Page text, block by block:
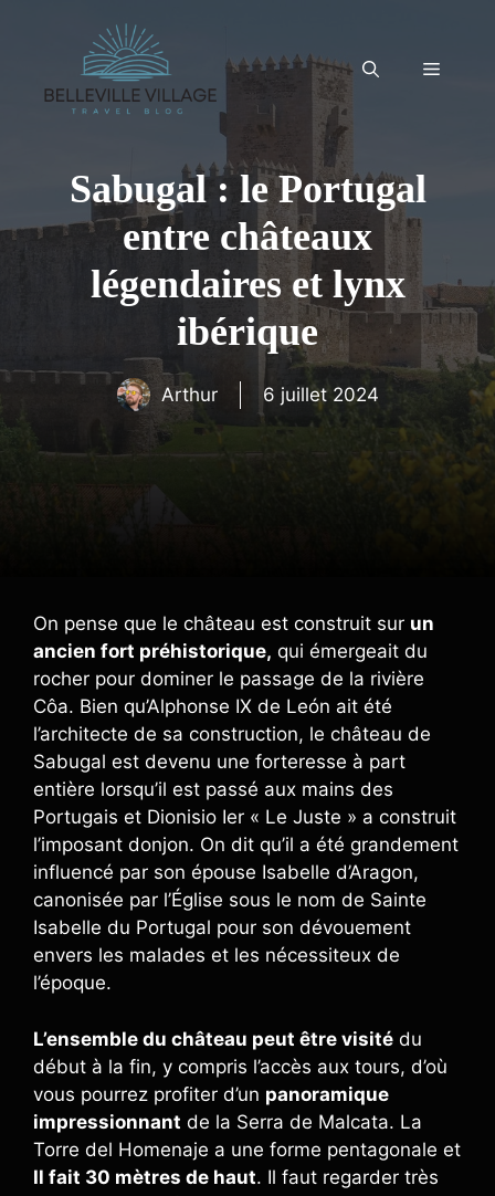
Menu
Sabugal : le Portugal
entre châteaux
légendaires et lynx
ibérique
Arthur 6 juillet 2024
On pense que le château est construit sur un
ancien fort préhistorique, qui émergeait du
rocher pour dominer le passage de la rivière
Côa. Bien qu’Alphonse IX de León ait été
l’architecte de sa construction, le château de
Sabugal est devenu une forteresse à part
entière lorsqu’il est passé aux mains des
Portugais et Dionisio Ier « Le Juste » a construit
l’imposant donjon. On dit qu’il a été grandement
influencé par son épouse Isabelle d’Aragon,
canonisée par l’Église sous le nom de Sainte
Isabelle du Portugal pour son dévouement
envers les malades et les nécessiteux de
l’époque.
L’ensemble du château peut être visité du
début à la fin, y compris l’accès aux tours, d’où
vous pourrez profiter d’un panoramique
impressionnant de la Serra de Malcata. La
Torre del Homenaje a une forme pentagonale et
Il fait 30 mètres de haut. Il faut regarder très